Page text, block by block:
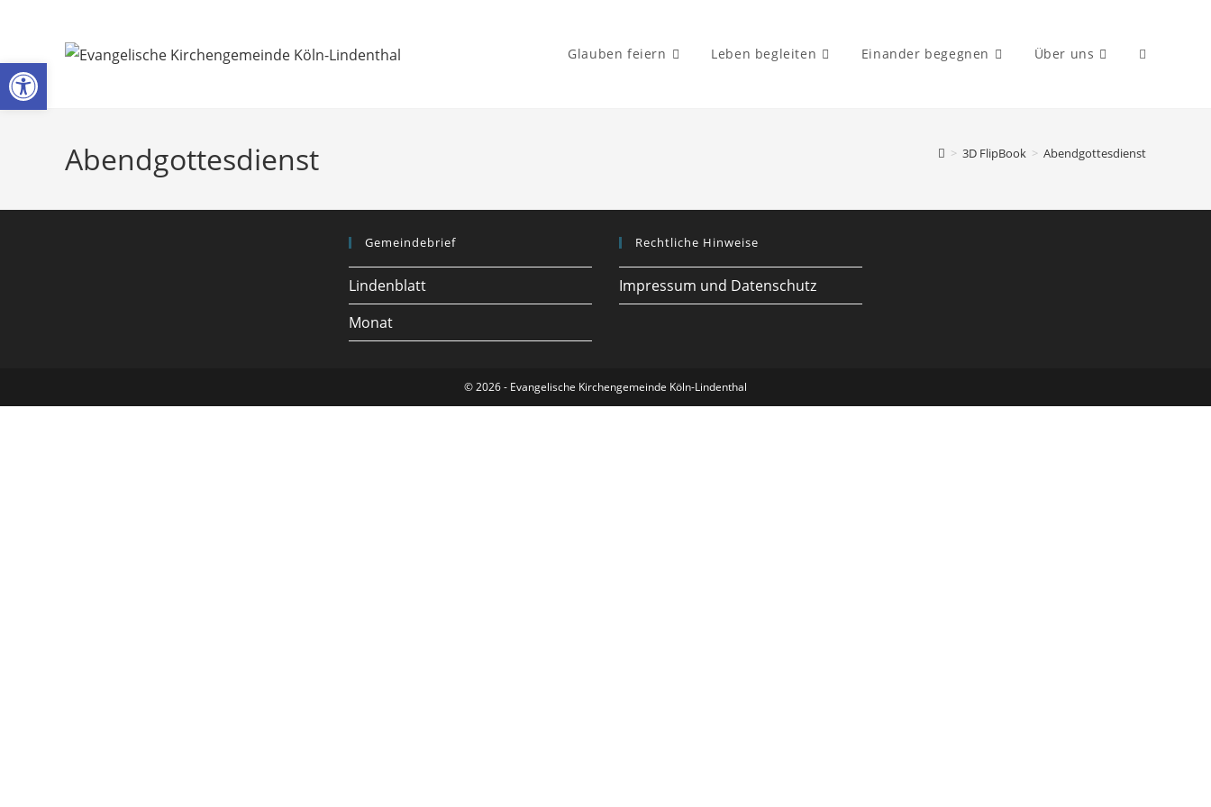
Glauben feiern Leben begleiten Einander begegnen Über uns Website-
Suche
Abendgottesdienst > 3D FlipBook > Abendgottesdienst
Gemeindebrief
Lindenblatt
Monat
Rechtliche Hinweise
Impressum und Datenschutz
© 2026 - Evangelische Kirchengemeinde Köln-Lindenthal
Werkzeugleiste öffnen